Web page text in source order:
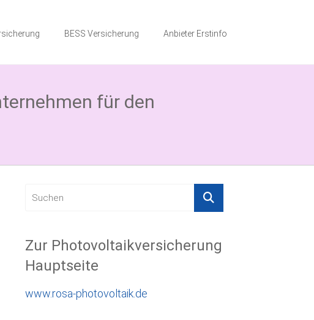
BESS Versicherung Anbieter Erstinfo
für den
Zur Photovoltaikversicherung
Hauptseite
www.rosa-photovoltaik.de